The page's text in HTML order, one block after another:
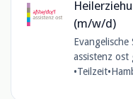
(m/w/d)
assistenz ost
•Teilzeit•